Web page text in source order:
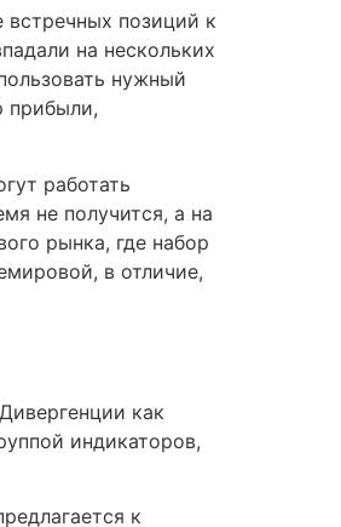
позиций к
на нескольких
нужный
прибыли,
работать
не получится, а на
рынка, где набор
в отличие,
как
индикаторов,
к